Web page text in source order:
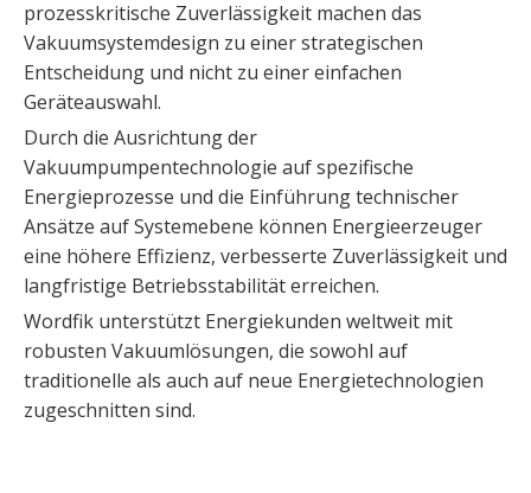
prozesskritische Zuverlässigkeit machen das
Vakuumsystemdesign zu einer strategischen
Entscheidung und nicht zu einer einfachen
Geräteauswahl.
Durch die Ausrichtung der
Vakuumpumpentechnologie auf spezifische
Energieprozesse und die Einführung technischer
Ansätze auf Systemebene können Energieerzeuger
eine höhere Effizienz, verbesserte Zuverlässigkeit und
langfristige Betriebsstabilität erreichen.
Wordfik unterstützt Energiekunden weltweit mit
robusten Vakuumlösungen, die sowohl auf
traditionelle als auch auf neue Energietechnologien
zugeschnitten sind.